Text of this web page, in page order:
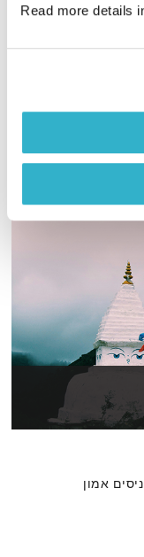
Read more details
אמון